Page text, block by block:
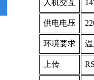
人机交互
供电电压
环境要求 温
上传